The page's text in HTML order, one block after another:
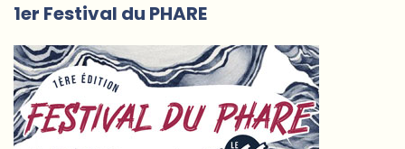
1er Festival du PHARE